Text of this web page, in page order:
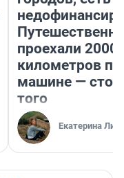
проехали 2000
километров по
машине —
того
Екатерина